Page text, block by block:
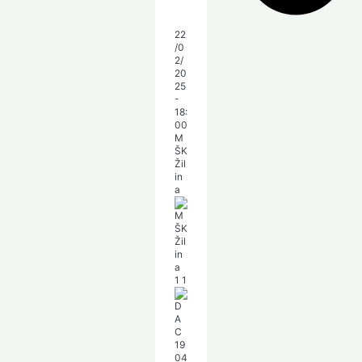
22
/0
2/
20
25
-
18:
00
M
ŠK
Žil
in
a
1 1